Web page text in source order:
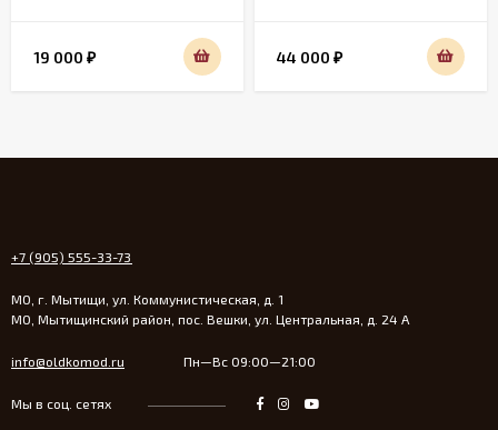
19 000 ₽ 44 000 ₽
+7 (905) 555-33-73
МО, г. Мытищи, ул. Коммунистическая, д. 1
МО, Мытищинский район, пос. Вешки, ул. Центральная, д. 24 А
info@oldkomod.ru Пн—Вс 09:00—21:00
Мы в соц. сетях